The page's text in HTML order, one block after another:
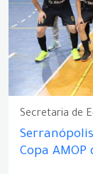
Secretaria de
Copa AMOP